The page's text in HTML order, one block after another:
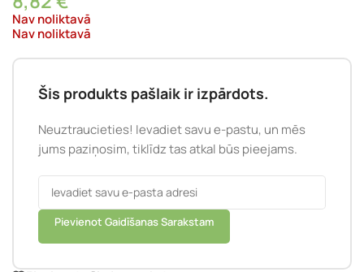
Nav noliktavā
Nav noliktavā
Šis produkts pašlaik ir izpārdots.
Neuztraucieties! Ievadiet savu e-pastu, un mēs
jums paziņosim, tiklīdz tas atkal būs pieejams.
Pievienot Gaidīšanas Sarakstam